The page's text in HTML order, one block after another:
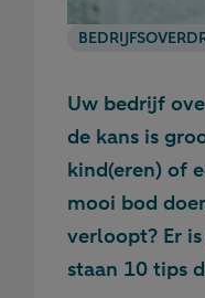
Uw bedrijf
de kans is
kind(eren) of
mooi bod
verloopt? Er
staan 10 tips